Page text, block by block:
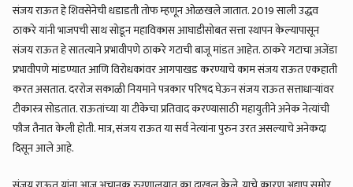
संजय राऊत हे शिवसेनेची धडाडती तोफ म्हणून ओळखले जातात. 2019 साली उद्धव
ठाकरे यांनी भाजपची साथ सोडून महाविकास आघाडीसोबत सत्ता स्थापन केल्यापासून
संजय राऊत हे सातत्याने प्रभावीपणे ठाकरे गटाची बाजू मांडत आहेत. ठाकरे गटाचा अजेंडा
प्रभावीपणे मांडण्यात आणि विरोधकांवर आगपाखड करण्याचे काम संजय राऊत एकहाती
करत असतात. दररोज सकाळी नियमाने पत्रकार परिषद घेऊन संजय राऊत सत्ताधाऱ्यांवर
टीकास्त्र सोडतात. राऊतांच्या या टीकेचा प्रतिवाद करण्यासाठी महायुतीने अनेक नेत्यांची
फौज तैनात केली होती. मात्र, संजय राऊत या सर्व नेत्यांना पुरुन उरत असल्याचे अनेकदा
दिसून आले आहे.